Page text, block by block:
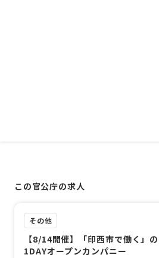
この官公庁の求人
その他
【8/14開催】「印西市で働く」
1DAYオープンカンパニー